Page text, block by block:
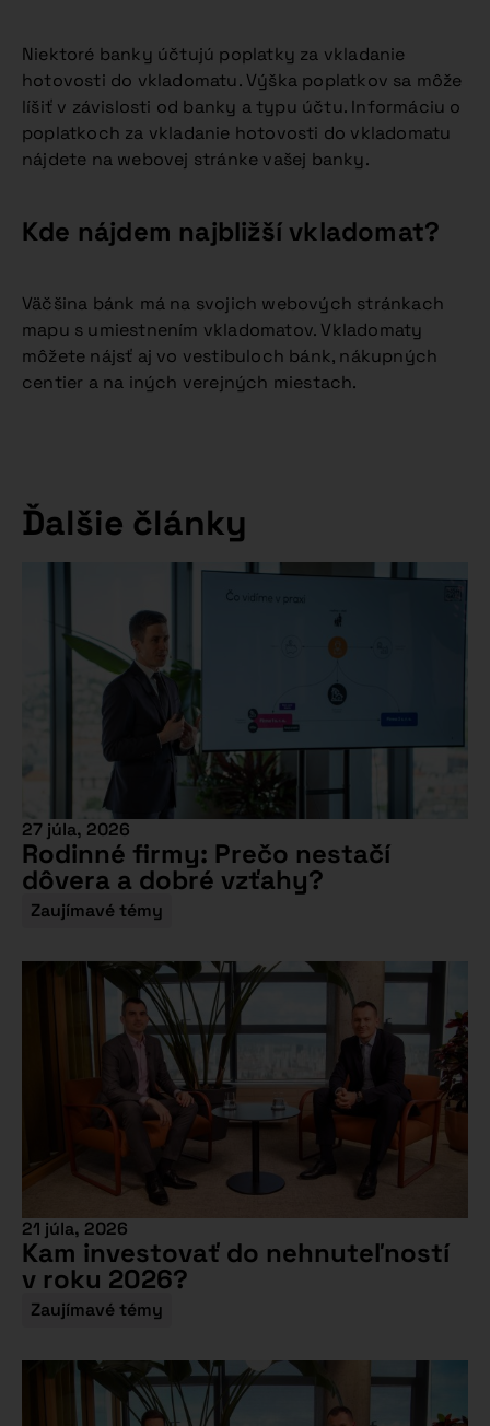
Niektoré banky účtujú poplatky za vkladanie
hotovosti do vkladomatu. Výška poplatkov sa môže
líšiť v závislosti od banky a typu účtu. Informáciu o
poplatkoch za vkladanie hotovosti do vkladomatu
nájdete na webovej stránke vašej banky.
Kde nájdem najbližší vkladomat?
Väčšina bánk má na svojich webových stránkach
mapu s umiestnením vkladomatov. Vkladomaty
môžete nájsť aj vo vestibuloch bánk, nákupných
centier a na iných verejných miestach.
Ďalšie články
27 júla, 2026
Rodinné firmy: Prečo nestačí
dôvera a dobré vzťahy?
Zaujímavé témy
21 júla, 2026
Kam investovať do nehnuteľností
v roku 2026?
Zaujímavé témy